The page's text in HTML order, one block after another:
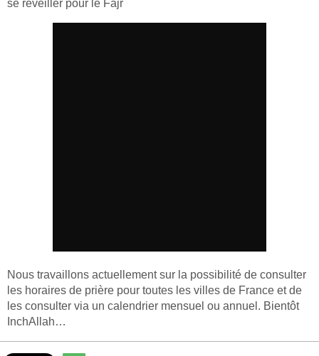
se réveiller pour le Fajr
Nous travaillons actuellement sur la possibilité de consulter
les horaires de prière pour toutes les villes de France et de
les consulter via un calendrier mensuel ou annuel. Bientôt
InchAllah…